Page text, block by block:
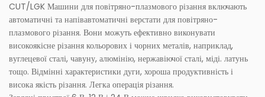
CUT/LGK Машини для повітряно-плазмового різання включають
автоматичні та напівавтоматичні верстати для повітряно-
плазмового різання. Вони можуть ефективно виконувати
високоякісне різання кольорових і чорних металів, наприклад,
вуглецевої сталі, чавуну, алюмінію, нержавіючої сталі, міді. латунь
тощо. Відмінні характеристики дуги, хороша продуктивність і
висока якість різання. Легка операція різання.